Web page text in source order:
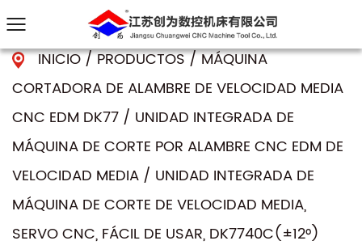
INICIO/PRODUCTOS/MÁQUINA
CORTADORA DE ALAMBRE DE VELOCIDAD MEDIA
CNC EDM DK77 / UNIDAD INTEGRADA DE
MÁQUINA DE CORTE POR ALAMBRE CNC EDM DE
VELOCIDAD MEDIA / UNIDAD INTEGRADA DE
MÁQUINA DE CORTE DE VELOCIDAD MEDIA,
SERVO CNC, FÁCIL DE USAR, DK7740C(±12°)